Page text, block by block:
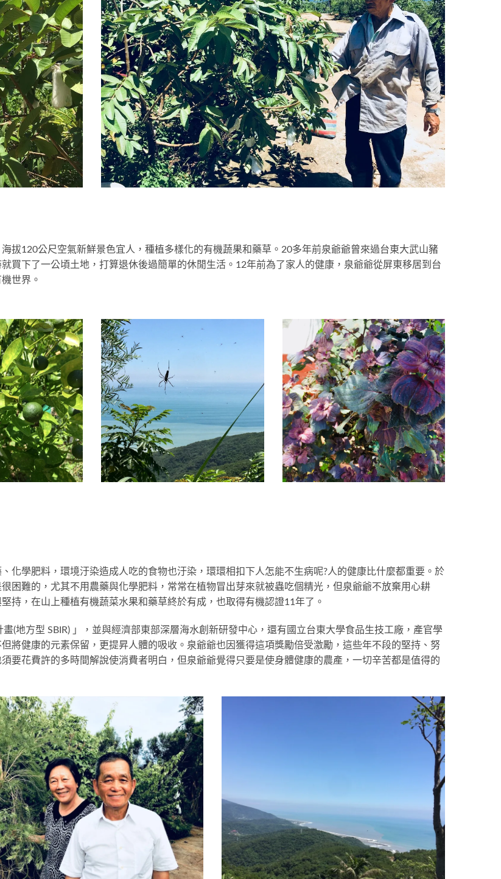
拔120公尺空氣新鮮景色宜人，種植多樣化的有機蔬果和藥草。20多年前泉爺爺曾來過台東大武山豬
買下了一公頃土地，打算退休後過簡單的休閒生活。12年前為了家人的健康，泉爺爺從屏東移居到台
世界。
化學肥料，環境汙染造成人吃的食物也汙染，環環相扣下人怎能不生病呢?人的健康比什麼都重要。於
困難的，尤其不用農藥與化學肥料，常常在植物冒出芽來就被蟲吃個精光，但泉爺爺不放棄用心耕
持，在山上種植有機蔬菜水果和藥草終於有成，也取得有機認證11年了。
(地方型 SBIR) 」，並與經濟部東部深層海水創新研發中心，還有國立台東大學食品生技工廠，產官學
將健康的元素保留，更提昇人體的吸收。泉爺爺也因獲得這項獎勵倍受激勵，這些年不段的堅持、努
要花費許的多時間解說使消費者明白，但泉爺爺覺得只要是使身體健康的農產，一切辛苦都是值得的